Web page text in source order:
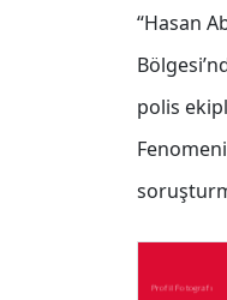
“Hasan
polis